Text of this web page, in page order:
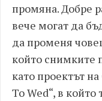
промяна. Добре
вече могат да
да променя
който снимките
като проектът
To Wed“, в